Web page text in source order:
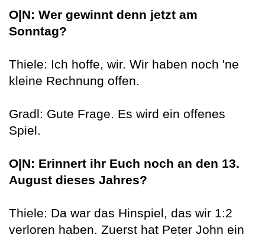
O|N: Wer gewinnt denn jetzt am
Sonntag?
Thiele: Ich hoffe, wir. Wir haben noch 'ne
kleine Rechnung offen.
Gradl: Gute Frage. Es wird ein offenes
Spiel.
O|N: Erinnert ihr Euch noch an den 13.
August dieses Jahres?
Thiele: Da war das Hinspiel, das wir 1:2
verloren haben. Zuerst hat Peter John ein